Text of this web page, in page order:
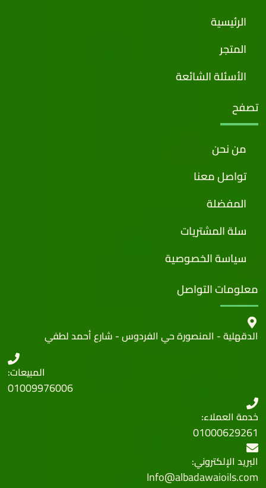
الرئيسية
المتجر
الأسئلة الشائعة
تصفح
من نحن
تواصل معنا
المفضلة
سلة المشتريات
سياسة الخصوصية
معلومات التواصل
الدقهلية - المنصورة حي الفردوس - شارع أحمد لطفي
المبيعات:
01009976006
خدمة العملاء:
01000629261
البريد الإلكتروني:
Info@albadawaioils.com